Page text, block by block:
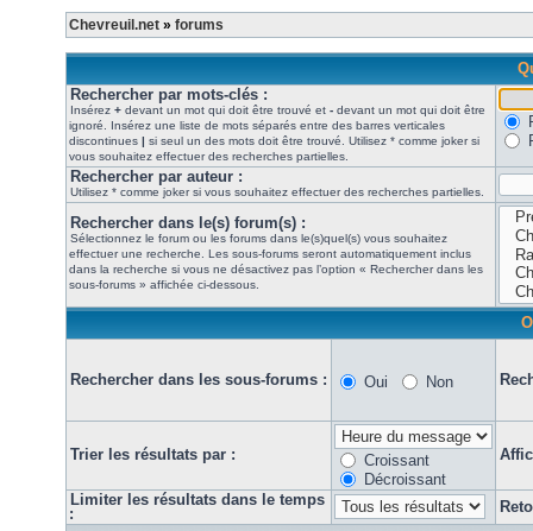
Chevreuil.net » forums
Rechercher par mots-clés :
Insérez + devant un mot qui doit être trouvé et - devant un mot qui doit être
ignoré. Insérez une liste de mots séparés entre des barres verticales
discontinues | si seul un des mots doit être trouvé. Utilisez * comme joker si
vous souhaitez effectuer des recherches partielles.
Rechercher par auteur :
Utilisez * comme joker si vous souhaitez effectuer des recherches partielles.
Rechercher dans le(s) forum(s) :
Sélectionnez le forum ou les forums dans le(s)quel(s) vous souhaitez
effectuer une recherche. Les sous-forums seront automatiquement inclus
dans la recherche si vous ne désactivez pas l’option « Rechercher dans les
sous-forums » affichée ci-dessous.
Rechercher dans les sous-forums : Oui Non
Trier les résultats par :
Croissant
Décroissant
Limiter les résultats dans le temps
: